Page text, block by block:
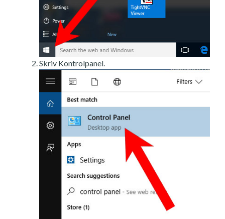
Skriv Kontrolpanel.